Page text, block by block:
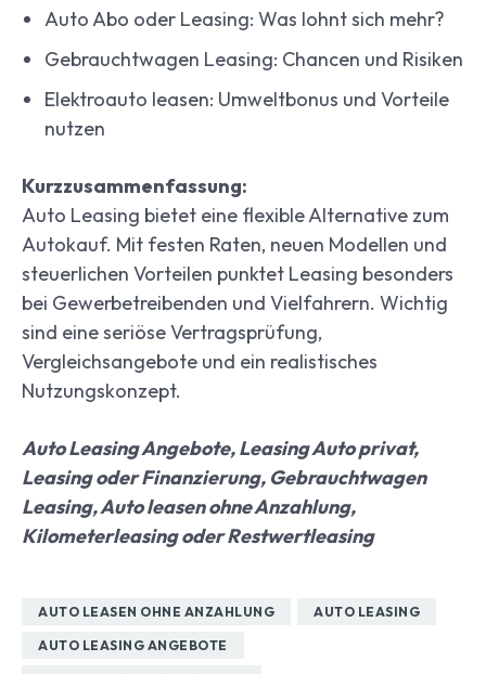
Auto Abo oder Leasing: Was lohnt sich mehr?
Gebrauchtwagen Leasing: Chancen und Risiken
Elektroauto leasen: Umweltbonus und Vorteile
nutzen
Kurzzusammenfassung:
Auto Leasing bietet eine flexible Alternative zum
Autokauf. Mit festen Raten, neuen Modellen und
steuerlichen Vorteilen punktet Leasing besonders
bei Gewerbetreibenden und Vielfahrern. Wichtig
sind eine seriöse Vertragsprüfung,
Vergleichsangebote und ein realistisches
Nutzungskonzept.
Auto Leasing Angebote, Leasing Auto privat,
Leasing oder Finanzierung, Gebrauchtwagen
Leasing, Auto leasen ohne Anzahlung,
Kilometerleasing oder Restwertleasing
AUTO LEASEN OHNE ANZAHLUNG AUTO LEASING
AUTO LEASING ANGEBOTE